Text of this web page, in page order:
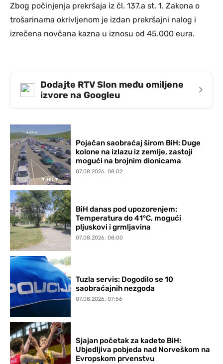
Zbog počinjenja prekršaja iz čl. 137.a st. 1. Zakona o
trošarinama okrivljenom je izdan prekršajni nalog i
izrečena novčana kazna u iznosu od 45.000 eura.
Dodajte RTV Slon među omiljene
izvore na Googleu
›
Pojačan saobraćaj širom BiH: Duge
kolone na izlazu iz zemlje, zastoji
mogući na brojnim dionicama
07.08.2026. 08:02
BiH danas pod upozorenjem:
Temperatura do 41°C, mogući
pljuskovi i grmljavina
07.08.2026. 08:00
Tuzla servis: Dogodilo se 10
saobraćajnih nezgoda
07.08.2026. 07:56
Sjajan početak za kadete BiH:
Ubjedljiva pobjeda nad Norveškom na
Evropskom prvenstvu